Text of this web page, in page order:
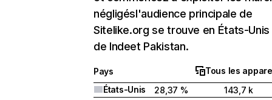
négligésl'audience principale de
Sitelike.org se trouve en États-Unis
de Indeet Pakistan.
Pays
Tous les
États-Unis
28,37 %
143,7 k